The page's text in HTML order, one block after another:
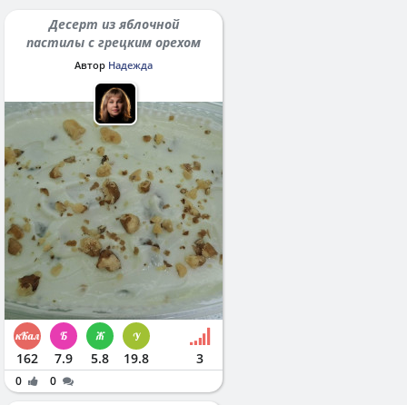
Десерт из яблочной
пастилы с грецким орехом
Автор Надежда
162 7.9 5.8 19.8 3
0 0